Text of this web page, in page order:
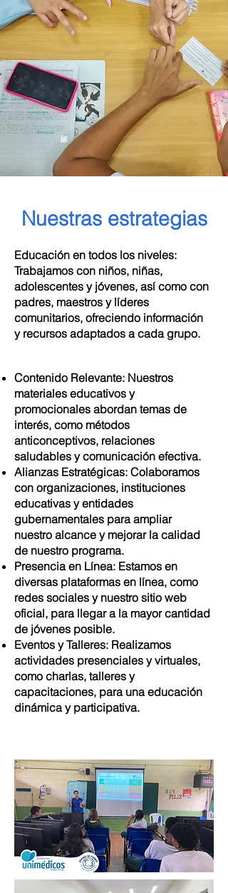
Nuestras estrategias
Educación en todos los niveles:
Trabajamos con niños, niñas,
adolescentes y jóvenes, así como con
padres, maestros y líderes
comunitarios, ofreciendo información
y recursos adaptados a cada grupo.
Contenido Relevante: Nuestros
materiales educativos y
promocionales abordan temas de
interés, como métodos
anticonceptivos, relaciones
saludables y comunicación efectiva.
Alianzas Estratégicas: Colaboramos
con organizaciones, instituciones
educativas y entidades
gubernamentales para ampliar
nuestro alcance y mejorar la calidad
de nuestro programa.
Presencia en Línea: Estamos en
diversas plataformas en línea, como
redes sociales y nuestro sitio web
oficial, para llegar a la mayor cantidad
de jóvenes posible.
Eventos y Talleres: Realizamos
actividades presenciales y virtuales,
como charlas, talleres y
capacitaciones, para una educación
dinámica y participativa.